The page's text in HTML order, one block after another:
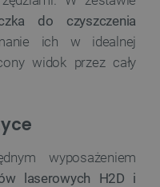
do czyszczenia
ich w idealnej
widok przez cały
wyposażeniem
laserowych H2D i